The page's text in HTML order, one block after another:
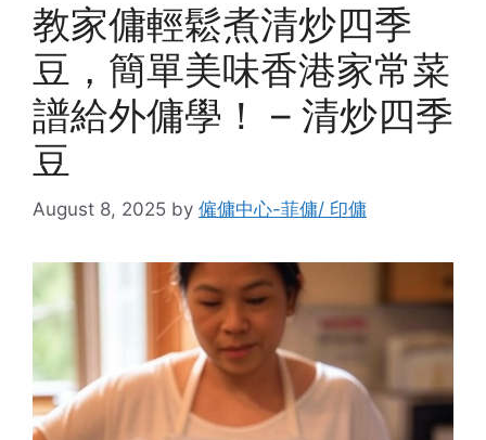
教家傭輕鬆煮清炒四季
豆，簡單美味香港家常菜
譜給外傭學！ – 清炒四季
豆
August 8, 2025 by 僱傭中心-菲傭/ 印傭